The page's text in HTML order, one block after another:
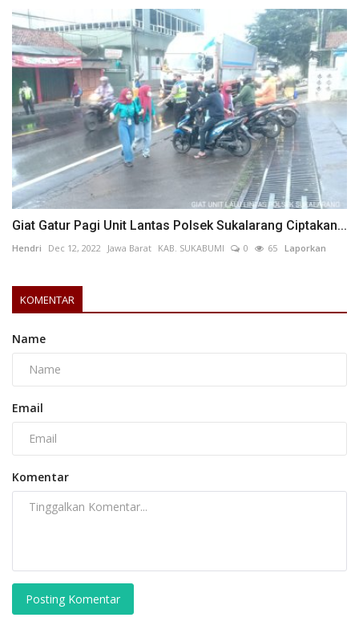
Giat Gatur Pagi Unit Lantas Polsek Sukalarang Ciptakan...
Hendri Dec 12, 2022 Jawa Barat KAB. SUKABUMI 0 65 Laporkan
KOMENTAR
Name
Email
Komentar
Posting Komentar